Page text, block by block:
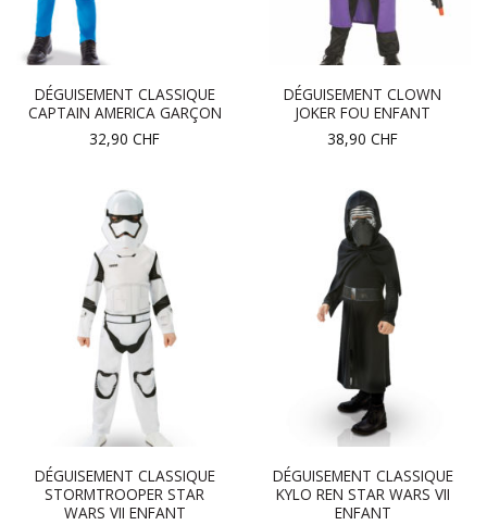
DÉGUISEMENT CLASSIQUE
CAPTAIN AMERICA GARÇON
32,90 CHF
DÉGUISEMENT CLOWN
JOKER FOU ENFANT
38,90 CHF
DÉGUISEMENT CLASSIQUE
STORMTROOPER STAR
WARS VII ENFANT
DÉGUISEMENT CLASSIQUE
KYLO REN STAR WARS VII
ENFANT